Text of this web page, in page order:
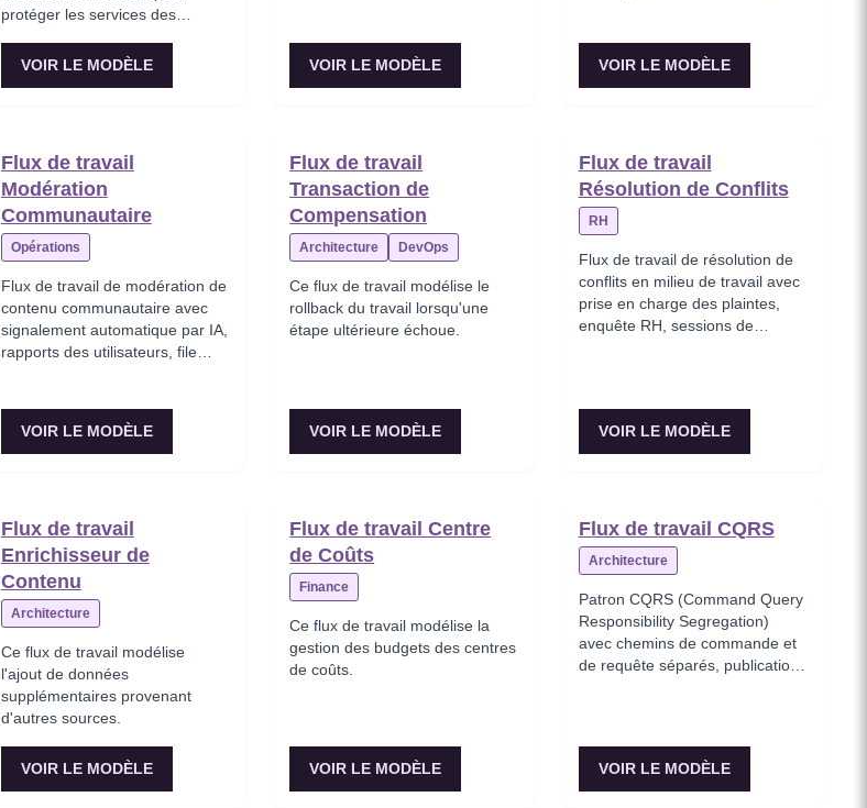
protéger les services des
tests de récupération
VOIR LE MODÈLE VOIR LE MODÈLE
comportementaux.
VOIR LE MODÈLE
Flux de travail
Modération
Communautaire
Opérations
Flux de travail de modération de
contenu communautaire avec
signalement automatique par IA,
rapports des utilisateurs, file
VOIR LE MODÈLE
Flux de travail
Transaction de
Compensation
Architecture DevOps
Ce flux de travail modélise le
rollback du travail lorsqu'une
étape ultérieure échoue.
VOIR LE MODÈLE
Flux de travail
Résolution de Conflits
RH
Flux de travail de résolution de
conflits en milieu de travail avec
prise en charge des plaintes,
enquête RH, sessions de
VOIR LE MODÈLE
Flux de travail
Enrichisseur de
Contenu
Architecture
Ce flux de travail modélise
l'ajout de données
supplémentaires provenant
d'autres sources.
VOIR LE MODÈLE
Flux de travail Centre
de Coûts
Finance
Ce flux de travail modélise la
gestion des budgets des centres
de coûts.
VOIR LE MODÈLE
Flux de travail CQRS
Architecture
Patron CQRS (Command Query
Responsibility Segregation)
avec chemins de commande et
de requête séparés, publication
VOIR LE MODÈLE